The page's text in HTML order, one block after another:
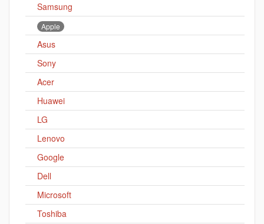
Samsung
Apple
Asus
Sony
Acer
Huawei
LG
Lenovo
Google
Dell
Microsoft
Toshiba